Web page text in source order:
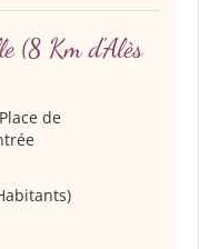
(8 Km d'Alès
de